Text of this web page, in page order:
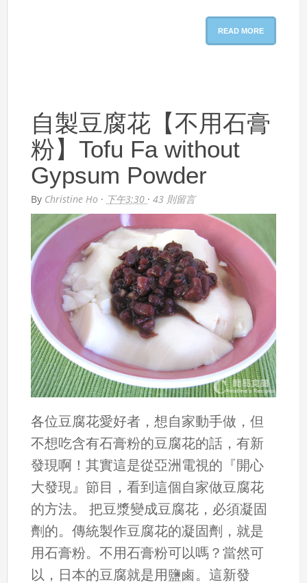
READ MORE
自製豆腐花【不用石膏
粉】Tofu Fa without
Gypsum Powder
By Christine Ho · 下午3:30 ·43 則留言
各位豆腐花愛好者，想自家動手做，但
不想吃含有石膏粉的豆腐花的話，有新
發現啊！其實這是從亞洲電視的『開心
大發現』節目，看到這個自家做豆腐花
的方法。 把豆漿變成豆腐花，必須凝固
劑的。傳統製作豆腐花的凝固劑，就是
用石膏粉。不用石膏粉可以嗎？當然可
以，日本的豆腐就是用鹽鹵。這新發